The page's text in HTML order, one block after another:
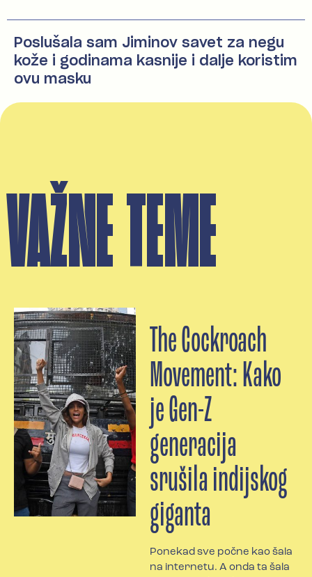
Poslušala sam Jiminov savet za negu
kože i godinama kasnije i dalje koristim
ovu masku
VAŽNE TEME
The Cockroach
Movement: Kako
je Gen-Z
generacija
srušila indijskog
giganta
Ponekad sve počne kao šala
na internetu. A onda ta šala